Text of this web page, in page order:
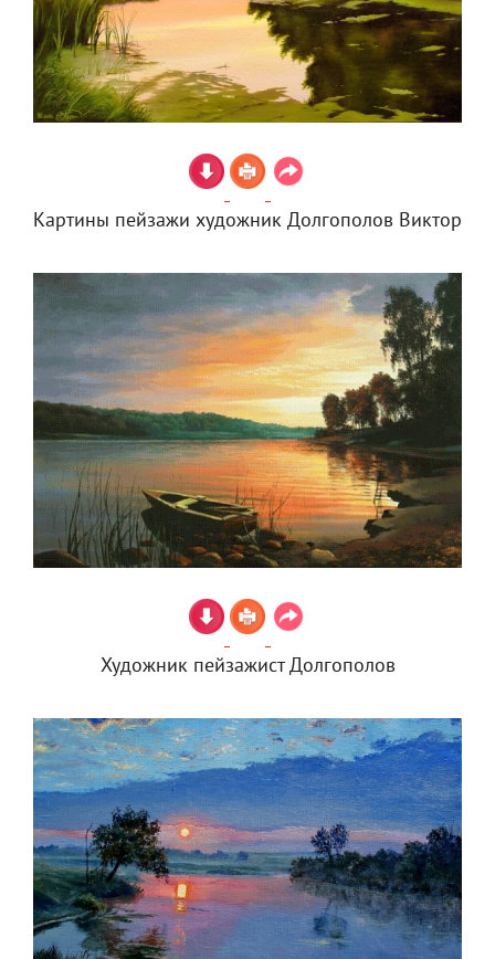
Картины пейзажи художник Долгополов Виктор
Художник пейзажист Долгополов